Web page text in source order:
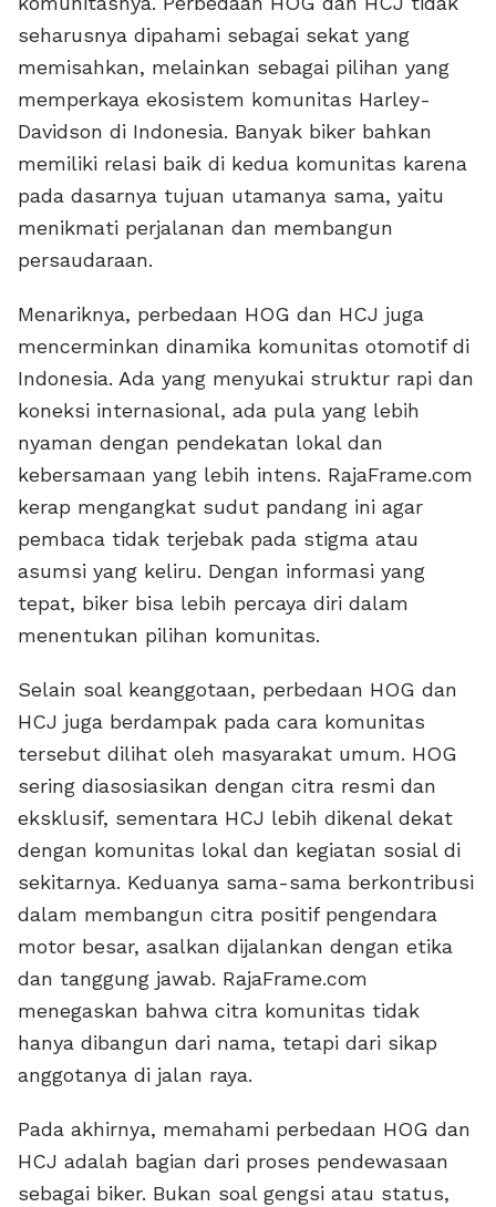
seharusnya dipahami sebagai sekat yang
memisahkan, melainkan sebagai pilihan yang
memperkaya ekosistem komunitas Harley-
Davidson di Indonesia. Banyak biker bahkan
memiliki relasi baik di kedua komunitas karena
pada dasarnya tujuan utamanya sama, yaitu
menikmati perjalanan dan membangun
persaudaraan.
Menariknya, perbedaan HOG dan HCJ juga
mencerminkan dinamika komunitas otomotif di
Indonesia. Ada yang menyukai struktur rapi dan
koneksi internasional, ada pula yang lebih
nyaman dengan pendekatan lokal dan
kebersamaan yang lebih intens. RajaFrame.com
kerap mengangkat sudut pandang ini agar
pembaca tidak terjebak pada stigma atau
asumsi yang keliru. Dengan informasi yang
tepat, biker bisa lebih percaya diri dalam
menentukan pilihan komunitas.
Selain soal keanggotaan, perbedaan HOG dan
HCJ juga berdampak pada cara komunitas
tersebut dilihat oleh masyarakat umum. HOG
sering diasosiasikan dengan citra resmi dan
eksklusif, sementara HCJ lebih dikenal dekat
dengan komunitas lokal dan kegiatan sosial di
sekitarnya. Keduanya sama-sama berkontribusi
dalam membangun citra positif pengendara
motor besar, asalkan dijalankan dengan etika
dan tanggung jawab. RajaFrame.com
menegaskan bahwa citra komunitas tidak
hanya dibangun dari nama, tetapi dari sikap
anggotanya di jalan raya.
Pada akhirnya, memahami perbedaan HOG dan
HCJ adalah bagian dari proses pendewasaan
sebagai biker. Bukan soal gengsi atau status,